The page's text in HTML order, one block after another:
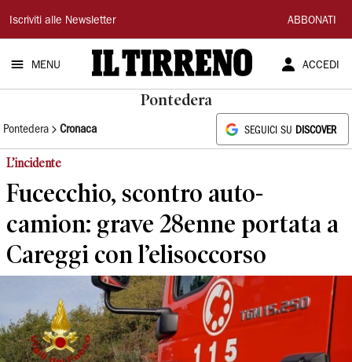
Il
Tirreno
Iscriviti alle Newsletter ABBONATI
MENU ACCEDI
Pontedera
Pontedera Cronaca SEGUICI SU DISCOVER
L’incidente
Fucecchio, scontro auto-
camion: grave 28enne portata a
Careggi con l’elisoccorso